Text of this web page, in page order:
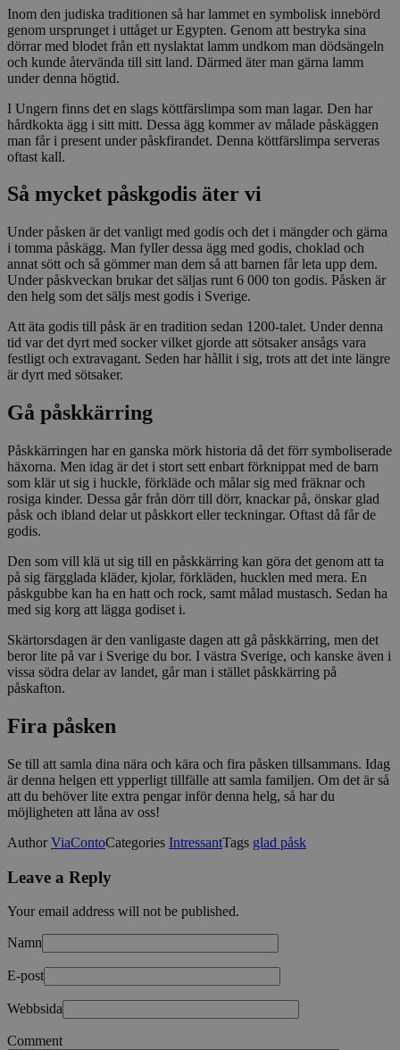
Inom den judiska traditionen så har lammet en symbolisk innebörd
genom ursprunget i uttåget ur Egypten. Genom att bestryka sina
dörrar med blodet från ett nyslaktat lamm undkom man dödsängeln
och kunde återvända till sitt land. Därmed äter man gärna lamm
under denna högtid.
I Ungern finns det en slags köttfärslimpa som man lagar. Den har
hårdkokta ägg i sitt mitt. Dessa ägg kommer av målade påskäggen
man får i present under påskfirandet. Denna köttfärslimpa serveras
oftast kall.
Så mycket påskgodis äter vi
Under påsken är det vanligt med godis och det i mängder och gärna
i tomma påskägg. Man fyller dessa ägg med godis, choklad och
annat sött och så gömmer man dem så att barnen får leta upp dem.
Under påskveckan brukar det säljas runt 6 000 ton godis. Påsken är
den helg som det säljs mest godis i Sverige.
Att äta godis till påsk är en tradition sedan 1200-talet. Under denna
tid var det dyrt med socker vilket gjorde att sötsaker ansågs vara
festligt och extravagant. Seden har hållit i sig, trots att det inte längre
är dyrt med sötsaker.
Gå påskkärring
Påskkärringen har en ganska mörk historia då det förr symboliserade
häxorna. Men idag är det i stort sett enbart förknippat med de barn
som klär ut sig i huckle, förkläde och målar sig med fräknar och
rosiga kinder. Dessa går från dörr till dörr, knackar på, önskar glad
påsk och ibland delar ut påskkort eller teckningar. Oftast då får de
godis.
Den som vill klä ut sig till en påskkärring kan göra det genom att ta
på sig färgglada kläder, kjolar, förkläden, hucklen med mera. En
påskgubbe kan ha en hatt och rock, samt målad mustasch. Sedan ha
med sig korg att lägga godiset i.
Skärtorsdagen är den vanligaste dagen att gå påskkärring, men det
beror lite på var i Sverige du bor. I västra Sverige, och kanske även i
vissa södra delar av landet, går man i stället påskkärring på
påskafton.
Fira påsken
Se till att samla dina nära och kära och fira påsken tillsammans. Idag
är denna helgen ett ypperligt tillfälle att samla familjen. Om det är så
att du behöver lite extra pengar inför denna helg, så har du
möjligheten att låna av oss!
AuthorViaContoCategories IntressantTags glad påsk
Leave a Reply
Your email address will not be published.
Namn
E-post
Webbsida
Comment